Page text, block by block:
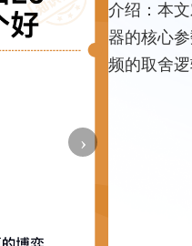
›
介绍： 本
器的核心
频的取舍